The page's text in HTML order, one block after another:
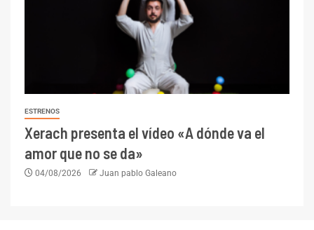
ESTRENOS
Xerach presenta el vídeo «A dónde va el
amor que no se da»
04/08/2026 Juan pablo Galeano